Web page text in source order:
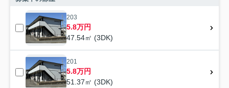
203
5.8万円
47.54㎡ (3DK)
201
5.8万円
51.37㎡ (3DK)